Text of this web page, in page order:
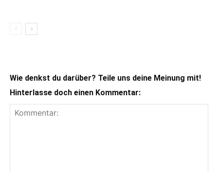
Wie denkst du darüber? Teile uns deine Meinung mit!
Hinterlasse doch einen Kommentar: